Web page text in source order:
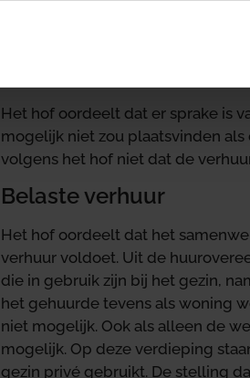
zakelijk worden gebruikt. Ze
Het hof oordeelt dat er sprake is
mogelijk niet zou plaatsvinden
volgens het hof niet dat de
Belaste verhuur
Het hof oordeelt dat het
verhuur voldoet. Uit de
die in gebruik zijn bij het gezin,
het gehuurde tevens als woning
niet mogelijk. Ook als alleen de
mogelijk. Op deze verdieping
gezin privé gebruikt. De stelling